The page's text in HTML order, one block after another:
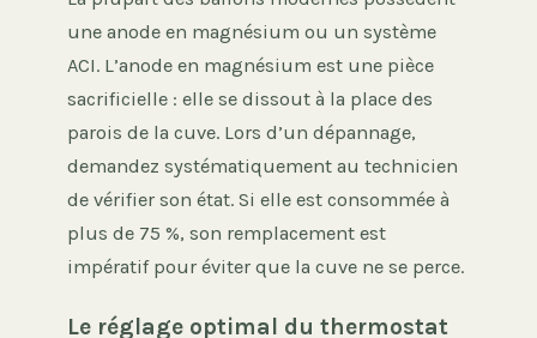
une anode en magnésium ou un système
ACI. L’anode en magnésium est une pièce
sacrificielle : elle se dissout à la place des
parois de la cuve. Lors d’un dépannage,
demandez systématiquement au technicien
de vérifier son état. Si elle est consommée à
plus de 75 %, son remplacement est
impératif pour éviter que la cuve ne se perce.
Le réglage optimal du thermostat